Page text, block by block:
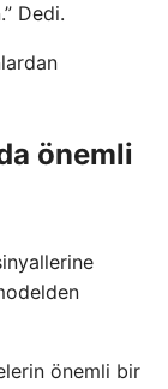
Dedi.
önemli
önemli bir